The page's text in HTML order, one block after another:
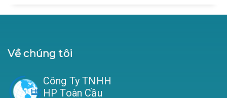
Về chúng tôi
Công Ty TNHH
HP Toàn Cầu